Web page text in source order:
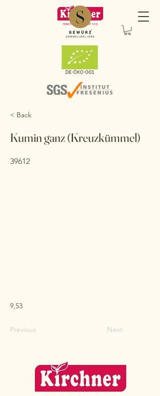
< Back
Kumin ganz (Kreuzkümmel)
39612
9,53
Previous Next